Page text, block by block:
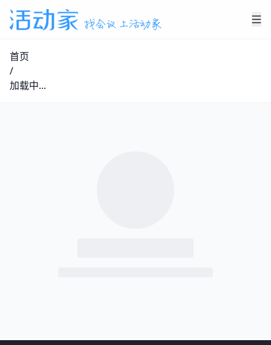
首页
/
加载中...